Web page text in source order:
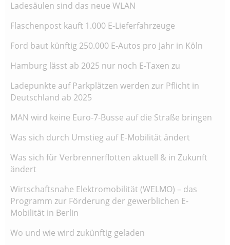
Ladesäulen sind das neue WLAN
Flaschenpost kauft 1.000 E-Lieferfahrzeuge
Ford baut künftig 250.000 E-Autos pro Jahr in Köln
Hamburg lässt ab 2025 nur noch E-Taxen zu
Ladepunkte auf Parkplätzen werden zur Pflicht in
Deutschland ab 2025
MAN wird keine Euro-7-Busse auf die Straße bringen
Was sich durch Umstieg auf E-Mobilität ändert
Was sich für Verbrennerflotten aktuell & in Zukunft
ändert
Wirtschaftsnahe Elektromobilität (WELMO) – das
Programm zur Förderung der gewerblichen E-
Mobilität in Berlin
Wo und wie wird zukünftig geladen